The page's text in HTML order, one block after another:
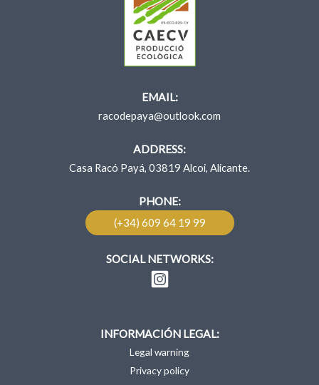
EMAIL:
racodepaya@outlook.com
ADDRESS:
Casa Racó Payá, 03819 Alcoi, Alicante.
PHONE:
(+34) 609 64 19 99
SOCIAL NETWORKS:
INFORMACIÓN LEGAL:
Legal warning
Privacy policy